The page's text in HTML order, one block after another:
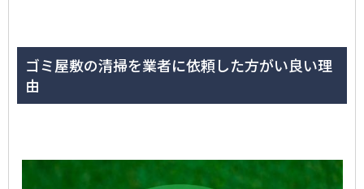
ゴミ屋敷の清掃を業者に依頼した方がい良い理
由